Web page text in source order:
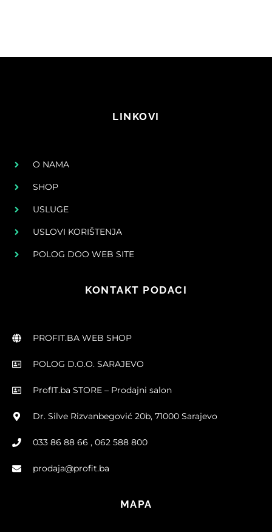
LINKOVI
O NAMA
SHOP
USLUGE
USLOVI KORIŠTENJA
POLOG DOO WEB SITE
KONTAKT PODACI
PROFIT.BA WEB SHOP
POLOG D.O.O. SARAJEVO
ProfIT.ba STORE – Prodajni salon
Dr. Silve Rizvanbegović 20b, 71000 Sarajevo
033 86 88 66 , 062 588 800
prodaja@profit.ba
MAPA